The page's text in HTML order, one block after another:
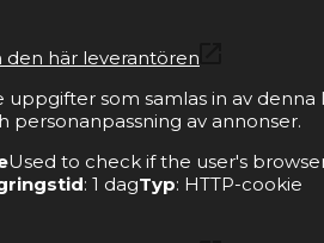
den här leverantören
uppgifter som samlas in av
personanpassning av annonser.
Used to check if the user's
: 1 dagTyp: HTTP-cookie